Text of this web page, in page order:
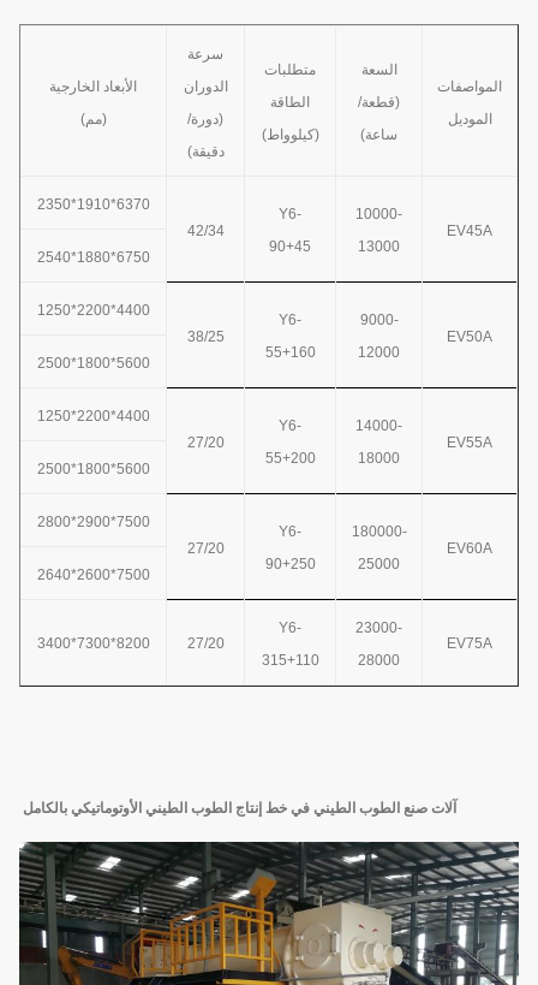
المواصفات
الموديل
السعة
(قطعة/
ساعة)
متطلبات
الطاقة
(كيلوواط)
سرعة
الدوران
(دورة/
دقيقة)
الأبعاد الخارجية
(مم)
EV45A
10000-
13000
Y6-
90+45
42/34
6370*1910*2350
6750*1880*2540
EV50A
9000-
12000
Y6-
55+160
38/25
4400*2200*1250
5600*1800*2500
EV55A
14000-
18000
Y6-
55+200
27/20
4400*2200*1250
5600*1800*2500
EV60A
180000-
25000
Y6-
90+250
27/20
7500*2900*2800
7500*2600*2640
EV75A
23000-
28000
Y6-
315+110
27/20
8200*7300*3400
آلات صنع الطوب الطيني في خط إنتاج الطوب الطيني الأوتوماتيكي بالكامل